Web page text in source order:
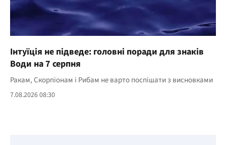
Інтуїція не підведе: головні поради для знаків
Води на 7 серпня
Ракам, Скорпіонам і Рибам не варто поспішати з висновками
7.08.2026 08:30